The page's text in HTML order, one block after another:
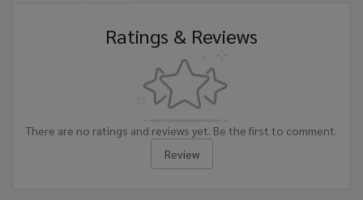
Ratings & Reviews
There are no ratings and reviews yet. Be the first to comment.
Review